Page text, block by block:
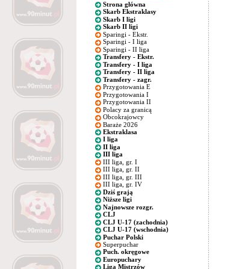
Strona główna
Skarb Ekstraklasy
Skarb I ligi
Skarb II ligi
Sparingi - Ekstr.
Sparingi - I liga
Sparingi - II liga
Transfery - Ekstr.
Transfery - I liga
Transfery - II liga
Transfery - zagr.
Przygotowania E
Przygotowania I
Przygotowania II
Polacy za granicą
Obcokrajowcy
Baraże 2026
Ekstraklasa
I liga
II liga
III liga
III liga, gr. I
III liga, gr. II
III liga, gr. III
III liga, gr. IV
Dziś grają
Niższe ligi
Najnowsze rozgr.
CLJ
CLJ U-17 (zachodnia)
CLJ U-17 (wschodnia)
Puchar Polski
Superpuchar
Puch. okręgowe
Europuchary
Liga Mistrzów